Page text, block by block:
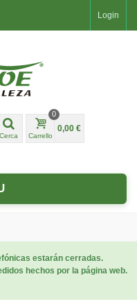
Login
Cerca Carrello
0
0,00 €
estarán cerradas.
hechos por la página web.